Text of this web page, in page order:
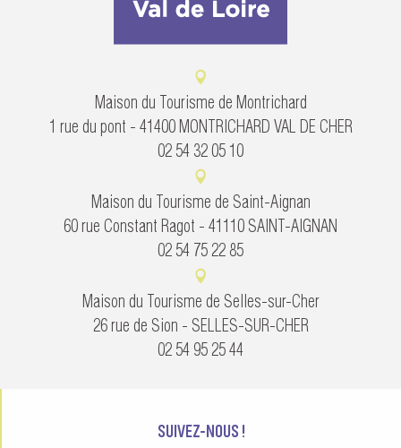
Maison du Tourisme de Montrichard
1 rue du pont - 41400 MONTRICHARD VAL DE CHER
02 54 32 05 10
Maison du Tourisme de Saint-Aignan
60 rue Constant Ragot - 41110 SAINT-AIGNAN
02 54 75 22 85
Maison du Tourisme de Selles-sur-Cher
26 rue de Sion - SELLES-SUR-CHER
02 54 95 25 44
SUIVEZ-NOUS !